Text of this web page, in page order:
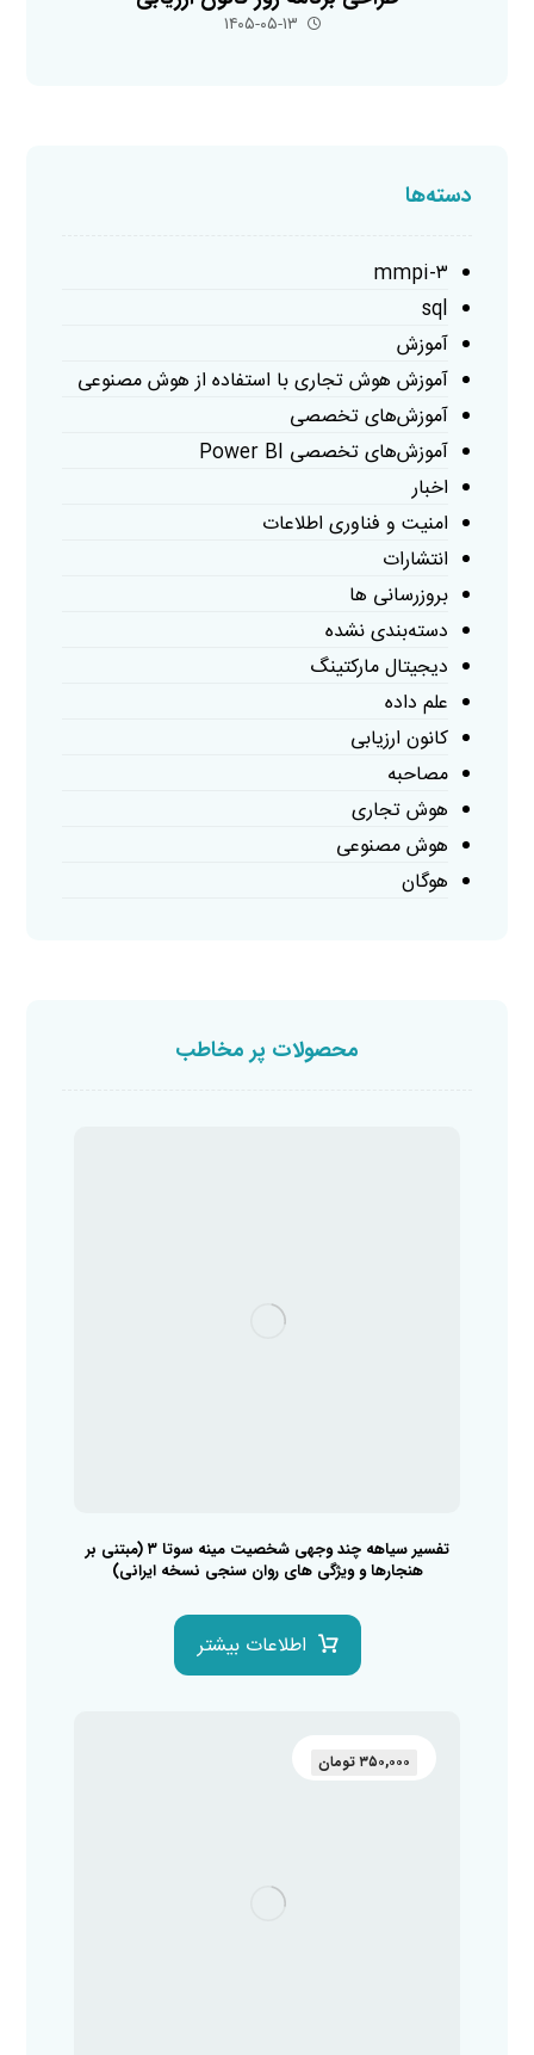
۱۴۰۵-۰۵-۱۳
دسته‌ها
mmpi-۳
sql
آموزش
آموزش هوش تجاری با استفاده از هوش مصنوعی
آموزش‌های تخصصی
آموزش‌های تخصصی Power BI
اخبار
امنیت و فناوری اطلاعات
انتشارات
بروزرسانی ها
دسته‌بندی نشده
دیجیتال مارکتینگ
علم داده
کانون ارزیابی
مصاحبه
هوش تجاری
هوش مصنوعی
هوگان
محصولات پر مخاطب
تفسیر سیاهه چند وجهی شخصیت مینه سوتا ۳ (مبتنی بر
هنجارها و ویژگی های روان سنجی نسخه ایرانی)
اطلاعات بیشتر
۳۵۰,۰۰۰ تومان